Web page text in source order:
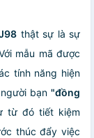
thật sự là sự
mẫu mã được
tính năng hiện
bạn "đồng
từ đó tiết kiệm
thúc đẩy việc